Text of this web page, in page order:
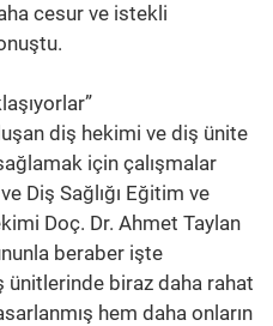
cesur ve istekli
diş hekimi ve diş ünite
için çalışmalar
Diş Sağlığı Eğitim ve
Doç. Dr. Ahmet Taylan
beraber işte
ünitlerinde biraz daha rahat
hem daha onların